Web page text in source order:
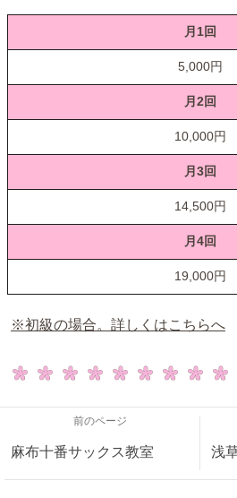
月1回
5,000円
月2回
10,000円
月3回
14,500円
月4回
19,000円
※初級の場合。詳しくはこちらへ
前のページ
麻布十番サックス教室 浅